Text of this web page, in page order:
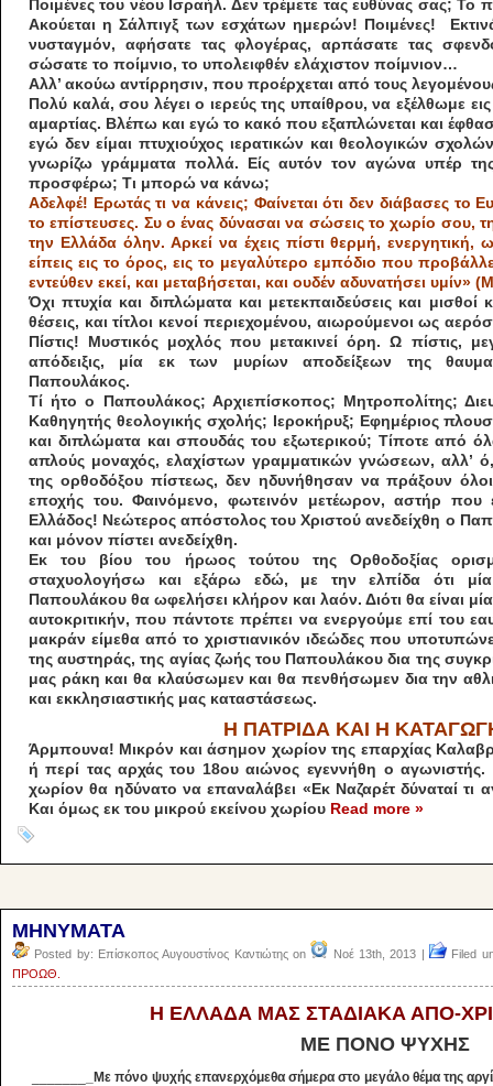
Ποιμένες του νέου Ισραήλ. Δεν τρέμετε τας ευθύνας σας; Το
Ακούεται η Σάλπιγξ των εσχάτων ημερών! Ποιμένες!
νυσταγμόν, αφήσατε τας φλογέρας, αρπάσατε τας
σώσατε το ποίμνιο, το υπολειφθέν ελάχιστον ποίμνιον…
Aλλ’ ακούω αντίρρησιν, που προέρχεται από τους
Πολύ καλά, σου λέγει ο ιερεύς της υπαίθρου, να εξέλθωμε
αμαρτίας. Βλέπω και εγώ το κακό που εξαπλώνεται και
εγώ δεν είμαι πτυχιούχος ιερατικών και θεολογικών
γνωρίζω γράμματα πολλά. Είς αυτόν τον αγώνα υπέρ
προσφέρω; Τι μπορώ να κάνω;
Αδελφέ! Ερωτάς τι να κάνεις; Φαίνεται ότι δεν διάβασες το
το επίστευσες. Συ ο ένας δύνασαι να σώσεις το χωρίο σου,
την Ελλάδα όλην. Αρκεί να έχεις πίστι θερμή,
είπεις εις το όρος, εις το μεγαλύτερο εμπόδιο που
εντεύθεν εκεί, και μεταβήσεται, και ουδέν αδυνατήσει υμίν»
Όχι πτυχία και διπλώματα και μετεκπαιδεύσεις και μισθοί
θέσεις, και τίτλοι κενοί περιεχομένου, αιωρούμενοι ως
Πίστις! Μυστικός μοχλός που μετακινεί όρη. Ω πίστις,
απόδειξις, μία εκ των μυρίων αποδείξεων της
Παπουλάκος.
Τί ήτο ο Παπουλάκος; Αρχιεπίσκοπος; Μητροπολίτης;
Καθηγητής θεολογικής σχολής; Ιεροκήρυξ; Εφημέριος
και διπλώματα και σπουδάς του εξωτερικού; Τίποτε από
απλούς μοναχός, ελαχίστων γραμματικών γνώσεων, αλλ’
της ορθοδόξου πίστεως, δεν ηδυνήθησαν να πράξουν
εποχής του. Φαινόμενο, φωτεινόν μετέωρον, αστήρ που
Ελλάδος! Νεώτερος απόστολος του Χριστού ανεδείχθη ο
και μόνον πίστει ανεδείχθη.
Εκ του βίου του ήρωος τούτου της Ορθοδοξίας
σταχυολογήσω και εξάρω εδώ, με την ελπίδα ότι
Παπουλάκου θα ωφελήσει κλήρον και λαόν. Διότι θα είναι
αυτοκριτικήν, που πάντοτε πρέπει να ενεργούμε επί του
μακράν είμεθα από το χριστιανικόν ιδεώδες που
της αυστηράς, της αγίας ζωής του Παπουλάκου δια της
μας ράκη και θα κλαύσωμεν και θα πενθήσωμεν δια την
και εκκλησιαστικής μας καταστάσεως.
H ΠΑΤΡΙΔΑ ΚΑΙ Η
Άρμπουνα! Μικρόν και άσημον χωρίον της επαρχίας
ή περί τας αρχάς του 18ου αιώνος εγεννήθη ο
χωρίον θα ηδύνατο να επαναλάβει «Εκ Ναζαρέτ δύναταί τι
Και όμως εκ του μικρού εκείνου χωρίου Read more »
ΜΗΝΥΜΑΤΑ
Posted by: Επίσκοπος Αυγουστίνος Καντιώτης on Νοέ 13th, 2013 |
Filed
ΠΡΟΩΘ.
Η ΕΛΛΑΔΑ ΜΑΣ ΣΤΑΔΙΑΚΑ ΑΠΟ-
ΜΕ ΠΟΝΟ ΨΥΧΗΣ
_Με πόνο ψυχής επανερχόμεθα σήμερα στο μεγάλο θέμα της